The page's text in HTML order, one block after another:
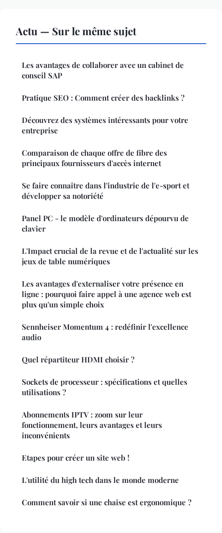
Actu — Sur le même sujet
Les avantages de collaborer avec un cabinet de
conseil SAP
Pratique SEO : Comment créer des backlinks ?
Découvrez des systèmes intéressants pour votre
entreprise
Comparaison de chaque offre de fibre des
principaux fournisseurs d'accès internet
Se faire connaître dans l'industrie de l'e-sport et
développer sa notoriété
Panel PC - le modèle d'ordinateurs dépourvu de
clavier
L'Impact crucial de la revue et de l'actualité sur les
jeux de table numériques
Les avantages d'externaliser votre présence en
ligne : pourquoi faire appel à une agence web est
plus qu'un simple choix
Sennheiser Momentum 4 : redéfinir l'excellence
audio
Quel répartiteur HDMI choisir ?
Sockets de processeur : spécifications et quelles
utilisations ?
Abonnements IPTV : zoom sur leur
fonctionnement, leurs avantages et leurs
inconvénients
Etapes pour créer un site web !
L'utilité du high tech dans le monde moderne
Comment savoir si une chaise est ergonomique ?